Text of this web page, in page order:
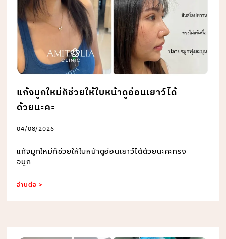
แก้จมูกใหม่ก็ช่วยให้ใบหน้าดูอ่อนเยาว์ได้
ด้วยนะคะ
04/08/2026
แก้จมูกใหม่ก็ช่วยให้ใบหน้าดูอ่อนเยาว์ได้ด้วยนะคะทรง
จมูก
อ่านต่อ >